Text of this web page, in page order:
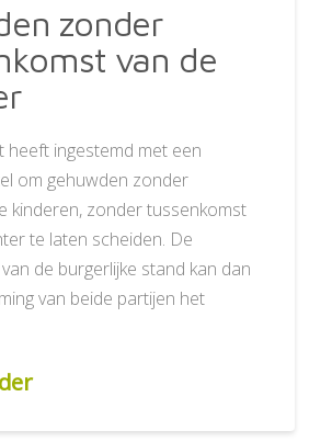
zonder
van de
heeft ingestemd met een
om gehuwden zonder
kinderen, zonder tussenkomst
te laten scheiden. De
de burgerlijke stand kan dan
van beide partijen het